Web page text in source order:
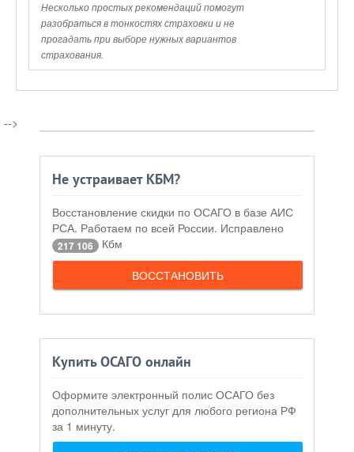
Несколько простых рекомендаций помогут
разобраться в тонкостях страховки и не
прогадать при выборе нужных вариантов
страхования.
-->
Не устраивает КБМ?
Восстановление скидки по ОСАГО в базе АИС
РСА. Работаем по всей России. Исправлено
217 106
Кбм
ВОССТАНОВИТЬ
Купить ОСАГО онлайн
Оформите электронный полис ОСАГО без
дополнительных услуг для любого региона РФ
за 1 минуту.